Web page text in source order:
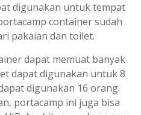
digunakan untuk tempat
container sudah
pakaian dan toilet.
dapat memuat banyak
dapat digunakan untuk 8
digunakan 16 orang.
portacamp ini juga bisa